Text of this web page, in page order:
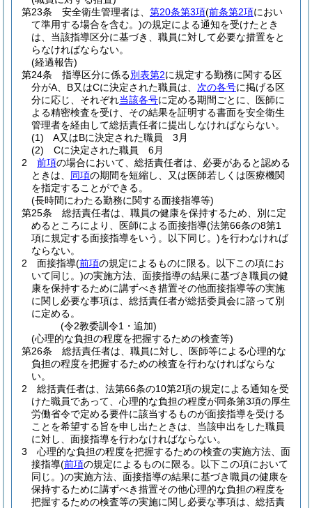
第23条
安全衛生管理者は、 第20条第3項(前条第2項におい
て準用する場合を含む。)の規定による通知を受けたとき
は、当該指導区分に基づき、職員に対して必要な措置をと
らなければならない。
(経過報告)
第24条
指導区分に係る別表第2に規定する勤務に関する区
分がA、B又はCに決定された職員は、 次の各号に掲げる区
分に応じ、それぞれ当該各号に定める期間ごとに、医師に
よる精密検査を受け、その結果を証明する書面を安全衛生
管理者を経由して総括責任者に提出しなければならない。
(1)
A又はBに決定された職員 3月
(2)
Cに決定された職員 6月
2
前項の場合において、総括責任者は、必要があると認める
ときは、 同項の期間を短縮し、又は医師若しくは医療機関
を指定することができる。
(長時間にわたる勤務に関する面接指導等)
第25条
総括責任者は、職員の健康を保持するため、別に定
めるところにより、医師による面接指導(法第66条の8第1
項に規定する面接指導をいう。以下同じ。)を行わなければ
ならない。
2
面接指導(前項の規定によるものに限る。以下この項にお
いて同じ。)の実施方法、面接指導の結果に基づき職員の健
康を保持するために講ずべき措置その他面接指導等の実施
に関し必要な事項は、総括責任者が総括委員会に諮って別
に定める。
(令2教委訓令1・追加)
(心理的な負担の程度を把握するための検査等)
第26条
総括責任者は、職員に対し、医師等による心理的な
負担の程度を把握するための検査を行わなければならな
い。
2
総括責任者は、法第66条の10第2項の規定による通知を受
けた職員であって、心理的な負担の程度が同条第3項の厚生
労働省令で定める要件に該当するものが面接指導を受ける
ことを希望する旨を申し出たときは、当該申出をした職員
に対し、面接指導を行わなければならない。
3
心理的な負担の程度を把握するための検査の実施方法、面
接指導(前項の規定によるものに限る。以下この項において
同じ。)の実施方法、面接指導の結果に基づき職員の健康を
保持するために講ずべき措置その他心理的な負担の程度を
把握するための検査等の実施に関し必要な事項は、総括責